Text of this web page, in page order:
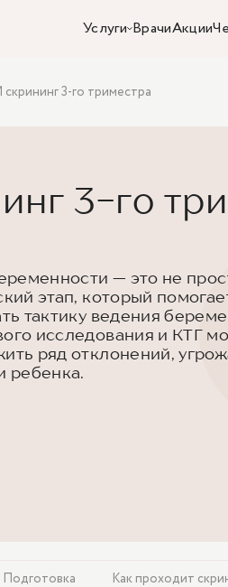
Услуги ВрачиАкции
3-го триместра
3-го
— это не
этап, который
тактику ведения
исследования и КТГ
ряд отклонений,
ребенка.
Подготовка Как проходит